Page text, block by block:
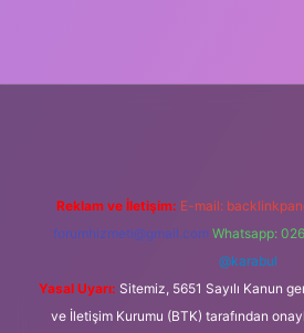
Reklam ve İletişim: E-mail:
forumhizmeti@gmail.com Whatsapp:
@karabul
Yasal Uyarı: Sitemiz, 5651 Sayılı Kanun
ve İletişim Kurumu (BTK) tarafından